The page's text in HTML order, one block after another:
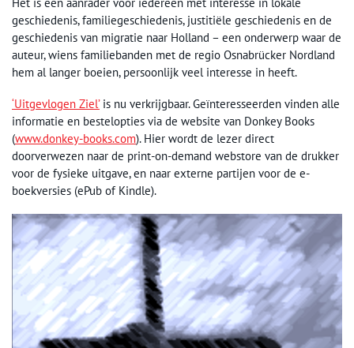
geschiedenis, familiegeschiedenis, justitiële geschiedenis en de
geschiedenis van migratie naar Holland – een onderwerp waar de
auteur, wiens familiebanden met de regio Osnabrücker Nordland
hem al langer boeien, persoonlijk veel interesse in heeft.
‘Uitgevlogen Ziel’is nu verkrijgbaar. Geïnteresseerden vinden alle
informatie en bestelopties via de website van Donkey Books
(www.donkey-books.com). Hier wordt de lezer direct
doorverwezen naar de print-on-demand webstore van de drukker
voor de fysieke uitgave, en naar externe partijen voor de e-
boekversies (ePub of Kindle).